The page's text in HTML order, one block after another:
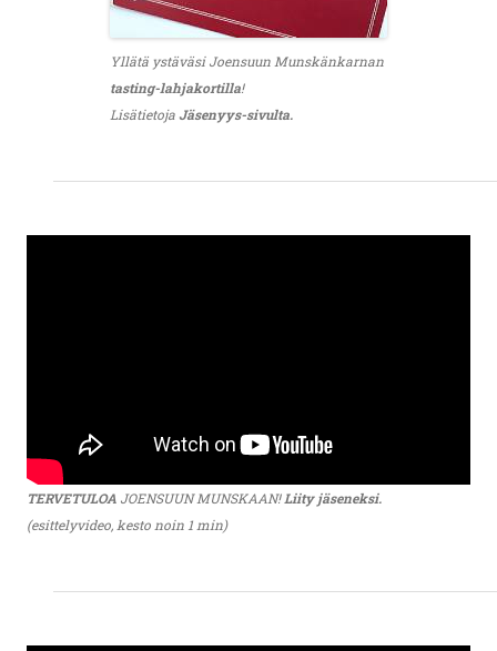
Yllätä ystäväsi Joensuun Munskänkarnan
tasting-lahjakortilla!
Lisätietoja Jäsenyys-sivulta.
TERVETULOA JOENSUUN MUNSKAAN! Liity jäseneksi.
(esittelyvideo, kesto noin 1 min)